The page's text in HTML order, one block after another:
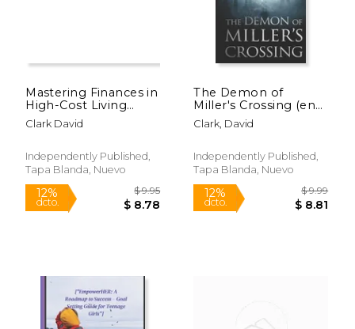
12% 50%
Mastering Finances in
High-Cost Living
Areas (en Inglés)
Clark David
Independently Published,
Tapa Blanda, Nuevo
The Demon of
Miller's Crossing (en
Inglés)
Clark, David
Independently Published,
Tapa Blanda, Nuevo